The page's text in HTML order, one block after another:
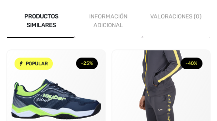
PRODUCTOS
SIMILARES
INFORMACIÓN
ADICIONAL
VALORACIONES (0)
POPULAR -25% -40%